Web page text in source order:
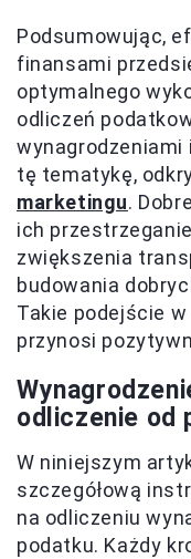
Podsumowując,
finansami
optymalnego
odliczeń
wynagrodzeniami
tę tematykę,
marketingu.
ich
zwiększenia
budowania
Takie podejście
przynosi
odliczenie od
W niniejszym
szczegółową
na odliczeniu
podatku. Każdy